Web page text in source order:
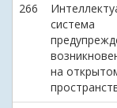
266
система
на